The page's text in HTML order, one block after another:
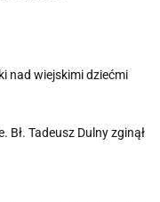
nad wiejskimi dziećmi
Bł. Tadeusz Dulny zginął